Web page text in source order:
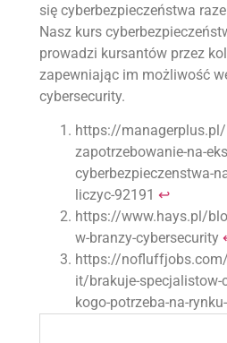
się cyberbezpieczeństwa
Nasz kurs
prowadzi kursantów przez
zapewniając im możliwość
cybersecurity.
https://
zapotrzebowanie-na-
cyberbezpieczenstwa-
liczyc-92191 ↩︎
https://www.hays.pl/
w-branzy-cybersecurity
https://
it/brakuje-specjalistow-
kogo-potrzeba-na-